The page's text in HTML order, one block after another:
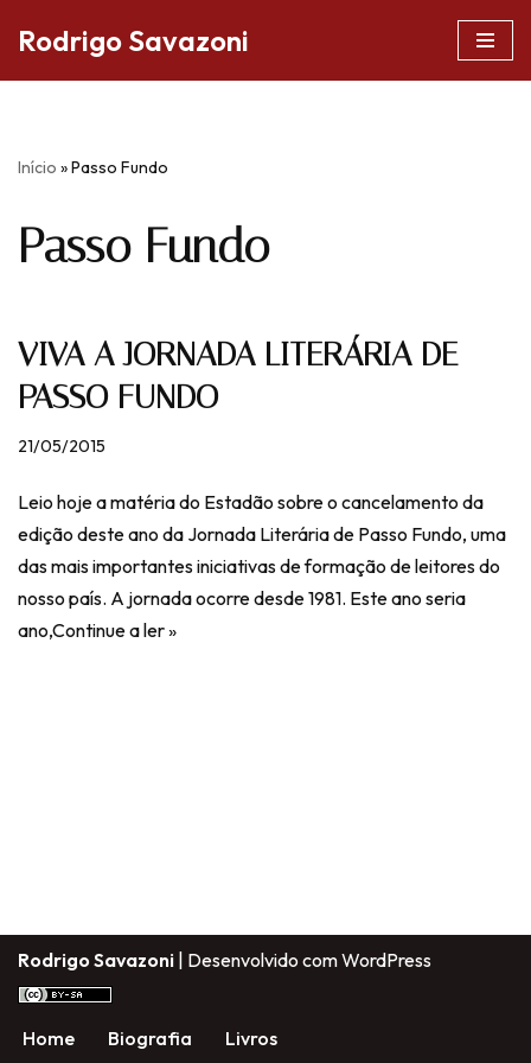
conteúdo
Rodrigo Savazoni
Início »Passo Fundo
Passo Fundo
VIVA A JORNADA LITERÁRIA DE
PASSO FUNDO
21/05/2015
Leio hoje a matéria do Estadão sobre o cancelamento da
edição deste ano da Jornada Literária de Passo Fundo, uma
das mais importantes iniciativas de formação de leitores do
nosso país. A jornada ocorre desde 1981. Este ano seria
ano,Continue a ler »
Rodrigo Savazoni | Desenvolvido comWordPress
Home Biografia Livros